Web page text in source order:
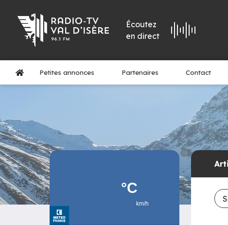
Écoutez
en direct
Petites annonces Partenaires Contact